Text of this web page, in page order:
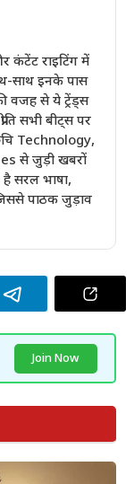
कंटेंट राइटिंग में
साथ इनके पास
वजह से ये ट्रेंड्स
सभी बीट्स पर
Technology,
से जुड़ी खबरों
सरल भाषा,
पाठक जुड़ाव
Join Now